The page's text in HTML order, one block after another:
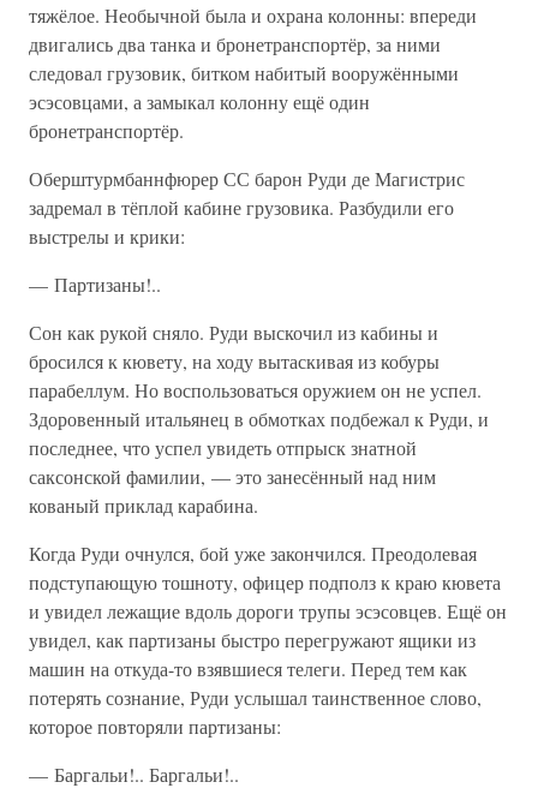
тяжёлое. Необычной была и охрана колонны: впереди
двигались два танка и бронетранспортёр, за ними
следовал грузовик, битком набитый вооружёнными
эсэсовцами, а замыкал колонну ещё один
бронетранспортёр.
Оберштурмбаннфюрер СС барон Руди де Магистрис
задремал в тёплой кабине грузовика. Разбудили его
выстрелы и крики:
— Партизаны!..
Сон как рукой сняло. Руди выскочил из кабины и
бросился к кювету, на ходу вытаскивая из кобуры
парабеллум. Но воспользоваться оружием он не успел.
Здоровенный итальянец в обмотках подбежал к Руди, и
последнее, что успел увидеть отпрыск знатной
саксонской фамилии, — это занесённый над ним
кованый приклад карабина.
Когда Руди очнулся, бой уже закончился. Преодолевая
подступающую тошноту, офицер подполз к краю кювета
и увидел лежащие вдоль дороги трупы эсэсовцев. Ещё он
увидел, как партизаны быстро перегружают ящики из
машин на откуда-то взявшиеся телеги. Перед тем как
потерять сознание, Руди услышал таинственное слово,
которое повторяли партизаны:
— Баргальи!.. Баргальи!..